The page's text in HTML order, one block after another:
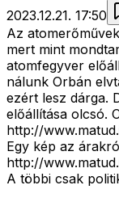
2023.12.21. 17:50
Az
mert mint
atomfegyver
nálunk Orbán
ezért lesz dárga.
előállítása olcsó.
http://
Egy kép az
http://
A többi csak